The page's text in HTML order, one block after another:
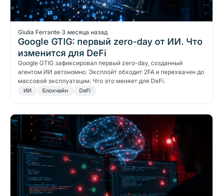
Giulia Ferrante·3 месяца назад
Google GTIG: первый zero-day от ИИ. Что
изменится для DeFi
Google GTIG зафиксировал первый zero-day, созданный
агентом ИИ автономно. Эксплойт обходит 2FA и перехвачен до
массовой эксплуатации. Что это меняет для DeFi.
ИИ Блокчейн DeFi